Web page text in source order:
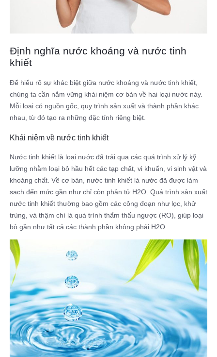
Định nghĩa nước khoáng và nước tinh
khiết
Để hiểu rõ sự khác biệt giữa nước khoáng và nước tinh khiết,
chúng ta cần nắm vững khái niệm cơ bản về hai loại nước này.
Mỗi loại có nguồn gốc, quy trình sản xuất và thành phần khác
nhau, từ đó tạo ra những đặc tính riêng biệt.
Khái niệm về nước tinh khiết
Nước tinh khiết là loại nước đã trải qua các quá trình xử lý kỹ
lưỡng nhằm loại bỏ hầu hết các tạp chất, vi khuẩn, vi sinh vật và
khoáng chất. Về cơ bản, nước tinh khiết là nước đã được làm
sạch đến mức gần như chỉ còn phân tử H2O. Quá trình sản xuất
nước tinh khiết thường bao gồm các công đoạn như lọc, khử
trùng, và thậm chí là quá trình thẩm thấu ngược (RO), giúp loại
bỏ gần như tất cả các thành phần không phải H2O.